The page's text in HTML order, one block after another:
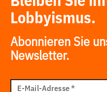
Lobbyismus.
Abonnieren Sie
Newsletter.
MailE-Mail-Adresse*